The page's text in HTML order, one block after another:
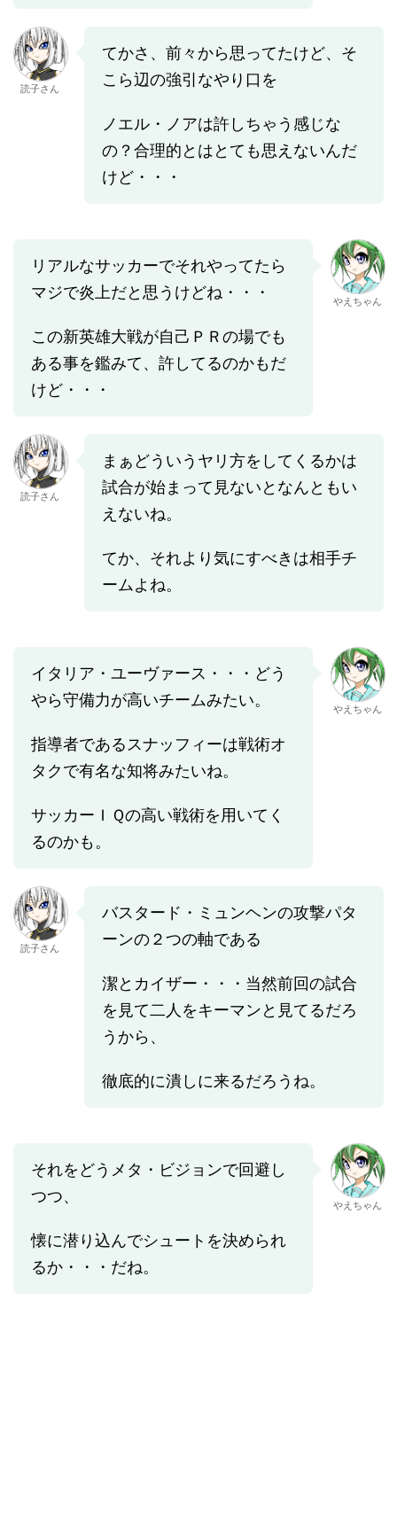
読子さん
てかさ、前々から思ってたけど、そ
こら辺の強引なやり口を
ノエル・ノアは許しちゃう感じな
の？合理的とはとても思えないんだ
けど・・・
リアルなサッカーでそれやってたら
マジで炎上だと思うけどね・・・
この新英雄大戦が自己ＰＲの場でも
ある事を鑑みて、許してるのかもだ
けど・・・
やえちゃん
読子さん
まぁどういうヤリ方をしてくるかは
試合が始まって見ないとなんともい
えないね。
てか、それより気にすべきは相手チ
ームよね。
イタリア・ユーヴァース・・・どう
やら守備力が高いチームみたい。
指導者であるスナッフィーは戦術オ
タクで有名な知将みたいね。
サッカーＩＱの高い戦術を用いてく
るのかも。
やえちゃん
読子さん
バスタード・ミュンヘンの攻撃パタ
ーンの２つの軸である
潔とカイザー・・・当然前回の試合
を見て二人をキーマンと見てるだろ
うから、
徹底的に潰しに来るだろうね。
それをどうメタ・ビジョンで回避し
つつ、
懐に潜り込んでシュートを決められ
るか・・・だね。
やえちゃん